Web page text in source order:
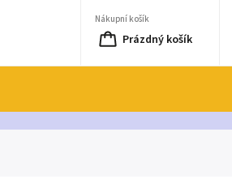
Nákupní košík
Prázdný košík